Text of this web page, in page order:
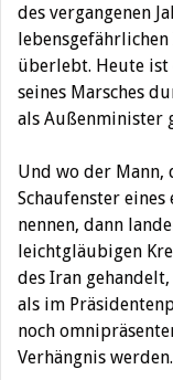
des vergangenen
überlebt. Heute ist
seines Marsches
als Außenminister
Und wo der Mann,
Schaufenster eines
nennen, dann
leichtgläubigen
des Iran
als im
noch
Verhängnis werden.